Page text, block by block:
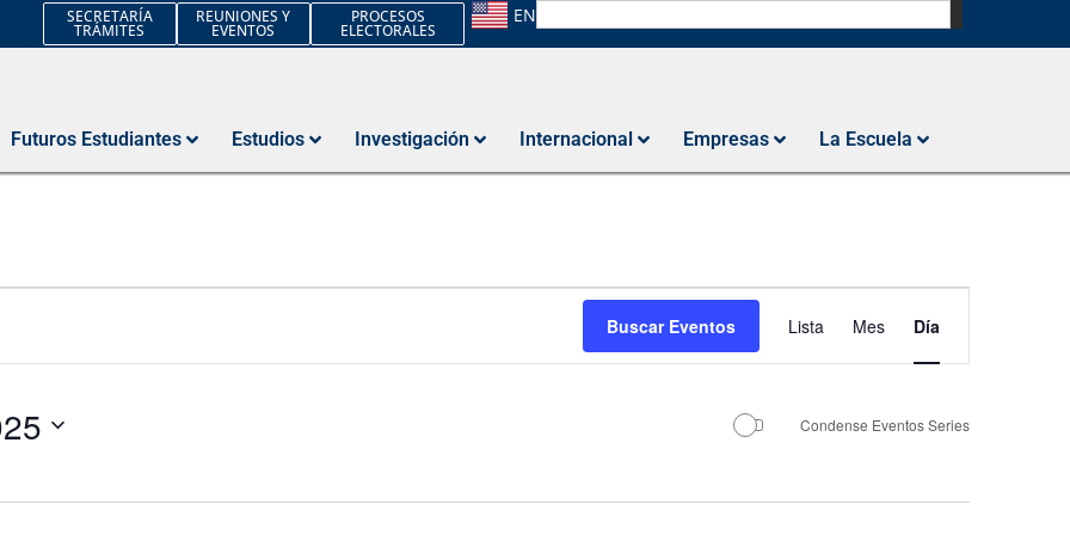
SECRETARÍA
TRÁMITES
REUNIONES Y
EVENTOS
PROCESOS
ELECTORALES
EN
Futuros Estudiantes Estudios Investigación Internacional Empresas La Escuela
Buscar Eventos
de
de
Lista Mes Día
Condense Eventos Series